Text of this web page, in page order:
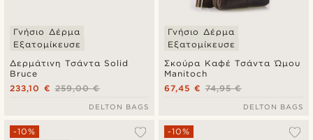
Δερμάτινη Τσάντα Solid
Bruce
Γνήσιο Δέρμα
Εξατομίκευσε
259,00 €
233,10 €
DELTON BAGS
Σκούρα Καφέ Τσάντα Ώμου
Manitoch
Γνήσιο Δέρμα
Εξατομίκευσε
74,95 €
67,45 €
DELTON BAGS
-10%
-10%